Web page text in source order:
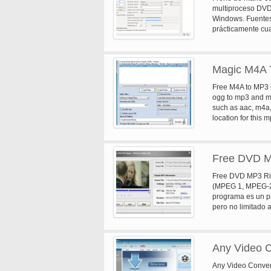
multiproceso
Windows.
prácticamente
básica subtítulo
Magic M4A
Free M4A to
ogg to mp3 and
such as aac,
location for this
Free DVD
Free DVD MP3
(MPEG 1,
programa es un
pero no limitado
puede afinar la
cualquier
Any Video
Any Video